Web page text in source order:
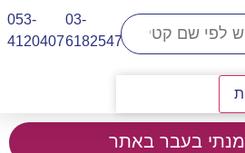
03-
6182547
053-
4120407​
בעבר באתר